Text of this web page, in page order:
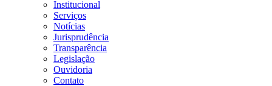
Institucional
Serviços
Notícias
Jurisprudência
Transparência
Legislação
Ouvidoria
Contato